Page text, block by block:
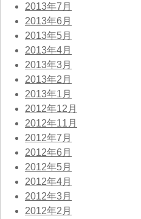
2013年7月
2013年6月
2013年5月
2013年4月
2013年3月
2013年2月
2013年1月
2012年12月
2012年11月
2012年7月
2012年6月
2012年5月
2012年4月
2012年3月
2012年2月